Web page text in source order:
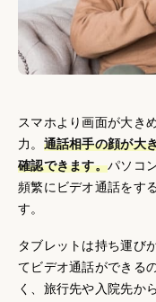
スマホより画面が大き
力。 通話相手の顔が大
確認できます。パソコ
頻繁にビデオ通話をす
す。
タブレットは持ち運び
てビデオ通話ができる
く、旅行先や入院先か